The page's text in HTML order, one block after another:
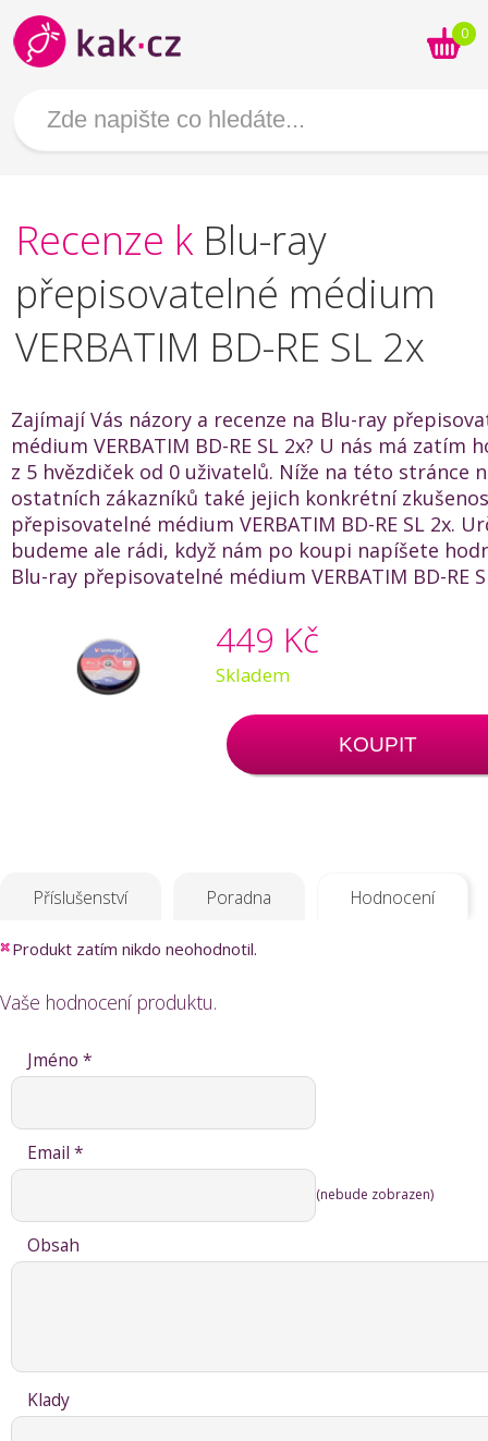
0
Recenze k Blu-ray
přepisovatelné médium
VERBATIM BD-RE SL 2x
Zajímají Vás názory a recenze na Blu-ray
médium VERBATIM BD-RE SL 2x? U nás má zatím
z 5 hvězdiček od 0 uživatelů. Níže na této stránce
ostatních zákazníků také jejich konkrétní
přepisovatelné médium VERBATIM BD-RE SL 2x.
budeme ale rádi, když nám po koupi napíšete
Blu-ray přepisovatelné médium VERBATIM BD-RE
449 Kč
Skladem
KOUPIT
Příslušenství Poradna Hodnocení
Produkt zatím nikdo neohodnotil.
Vaše hodnocení produktu.
Jméno *
Email *
(nebude zobrazen)
Obsah
Klady